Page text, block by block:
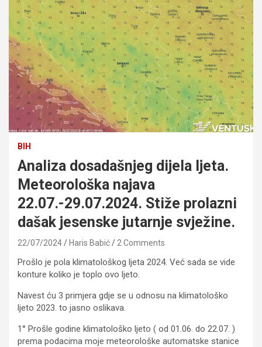
BIH
Analiza dosadašnjeg dijela ljeta.
Meteorološka najava
22.07.-29.07.2024. Stiže prolazni
dašak jesenske jutarnje svježine.
22/07/2024 Haris Babić 2 Comments
Prošlo je pola klimatološkog ljeta 2024. Već sada se vide
konture koliko je toplo ovo ljeto.
Navest ću 3 primjera gdje se u odnosu na klimatološko
ljeto 2023. to jasno oslikava.
1° Prošle godine klimatološko ljeto ( od 01.06. do 22.07. )
prema podacima moje meteorološke automatske stanice